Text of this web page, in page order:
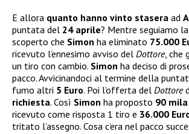
E allora quanto hanno vinto stasera ad
puntata del 24 aprile? Mentre seguiamo
scoperto che Simon ha eliminato 75.000
ricevuto l’ennesimo avviso del Dottore, che
un tiro con cambio. Simon ha deciso di
pacco. Avvicinandoci al termine della
fumo altri 5 Euro. Poi l’offerta del Dottore
richiesta. Così Simon ha proposto 90 mila
ricevuto come risposta 1 tiro e 36.000
tritato l’assegno. Cosa c’era nel pacco